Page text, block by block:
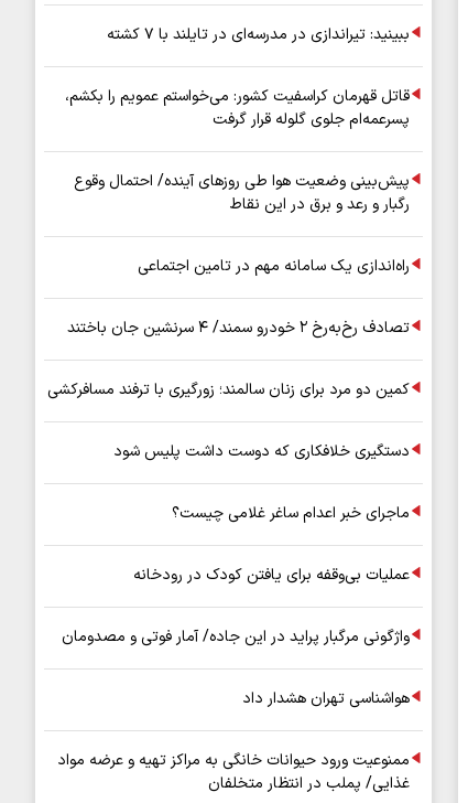
ببینید: تیراندازی در مدرسه‌ای در تایلند با ۷ کشته
قاتل قهرمان کراسفیت کشور: می‌خواستم عمویم را بکشم،
پسرعمه‌ام جلوی گلوله قرار گرفت
پیش‌بینی وضعیت هوا طی روزهای آینده/ احتمال وقوع
رگبار و رعد و برق در این نقاط
راه‌اندازی یک سامانه مهم در تامین اجتماعی
تصادف رخ‌به‌رخ ۲ خودرو سمند/ ۴ سرنشین جان باختند
کمین دو مرد برای زنان سالمند؛ زورگیری با ترفند مسافرکشی
دستگیری خلافکاری که دوست داشت پلیس شود
ماجرای خبر اعدام ساغر غلامی چیست؟
عملیات بی‌وقفه برای یافتن کودک در رودخانه
واژگونی مرگبار پراید در این جاده/ آمار فوتی و مصدومان
هواشناسی تهران هشدار داد
ممنوعیت ورود حیوانات خانگی به مراکز تهیه و عرضه مواد
غذایی/ پملب در انتظار متخلفان